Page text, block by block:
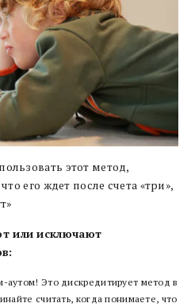
этот метод,
его ждет после счета «три»,
или исключают
аутом! Это дискредитирует метод в
считать, когда понимаете, что